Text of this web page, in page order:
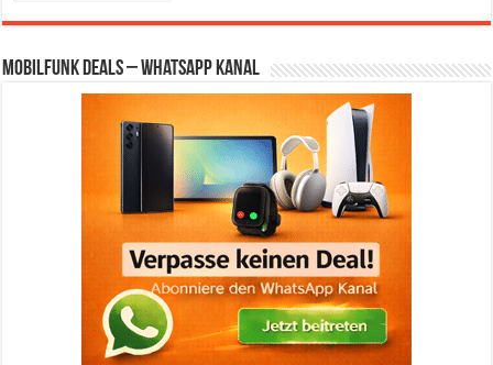
Mobilfunk Deals – WhatsApp Kanal